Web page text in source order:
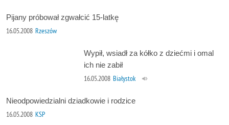
Pijany próbował zgwałcić 15-latkę
16.05.2008 Rzeszów
Wypił, wsiadł za kółko z dziećmi i omal
ich nie zabił
16.05.2008 Białystok
Nieodpowiedzialni dziadkowie i rodzice
16.05.2008 KSP